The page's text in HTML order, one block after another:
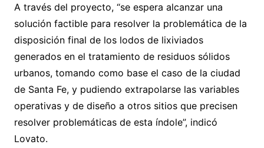
A través del proyecto, “se espera alcanzar una
solución factible para resolver la problemática de la
disposición final de los lodos de lixiviados
generados en el tratamiento de residuos sólidos
urbanos, tomando como base el caso de la ciudad
de Santa Fe, y pudiendo extrapolarse las variables
operativas y de diseño a otros sitios que precisen
resolver problemáticas de esta índole”, indicó
Lovato.